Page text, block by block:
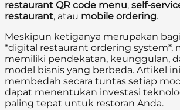
restaurant QR code menu, self-
restaurant, atau mobile ordering.
Meskipun ketiganya merupakan
*digital restaurant ordering system*,
memiliki pendekatan, keunggulan,
model bisnis yang berbeda. Artikel
membedah secara tuntas setiap
dapat menentukan investasi
paling tepat untuk restoran Anda.